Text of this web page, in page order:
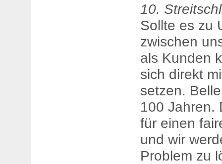
10.
Sollte es zu
zwischen
als Kunden
sich direkt
setzen.
100 Jahren.
für einen
und wir
Problem zu